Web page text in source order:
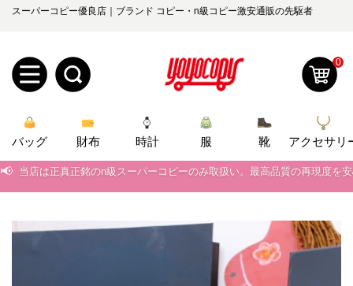
スーパーコピー優良店｜ブランド コピー・n級コピー激安通販の先駆者
規
ユ
ロ
グ
0
バッグ 財布 時計 服 靴
アクセサリ
当店は正真正銘のn級スーパーコピーのみ取扱い。最高品質の再現度を
2026春の新作続々更新中！期間中のご注文でお得な割引をご利用いただ